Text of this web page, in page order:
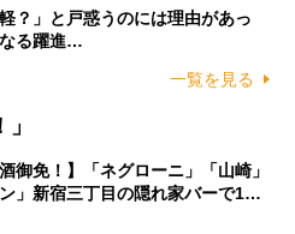
？」と戸惑うのには理由があっ
る躍進…
一覧を見る
御免！】「ネグローニ」「山崎」
ン」新宿三丁目の隠れ家バーで1…